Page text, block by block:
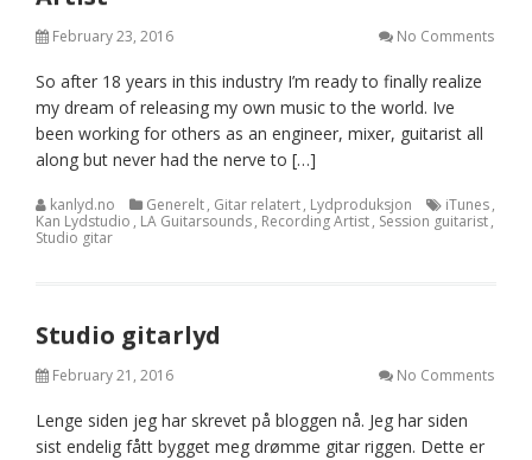
February 23, 2016 No Comments
So after 18 years in this industry I’m ready to finally realize
my dream of releasing my own music to the world. Ive
been working for others as an engineer, mixer, guitarist all
along but never had the nerve to […]
kanlyd.no Generelt, Gitar relatert, Lydproduksjon iTunes,
Kan Lydstudio , LA Guitarsounds, Recording Artist, Session guitarist,
Studio gitar
Studio gitarlyd
February 21, 2016 No Comments
Lenge siden jeg har skrevet på bloggen nå. Jeg har siden
sist endelig fått bygget meg drømme gitar riggen. Dette er